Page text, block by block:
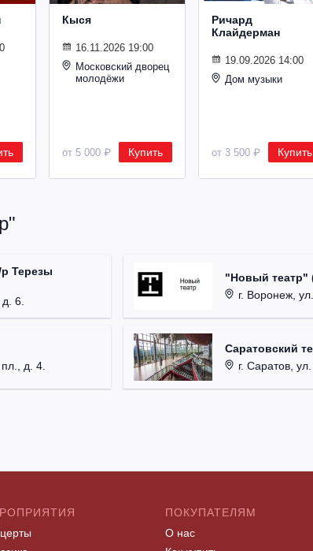
Кыся
16.11.2026 19:00
Московский дворец
молодёжи
от 5 000 ₽ Купить
Ричард
Клайдерман
19.09.2026 14:00
Дом музыки
от 3 500 ₽ Купить
Терезы
6.
д. 4.
"Новый театр"
г. Воронеж,
Саратовский
г. Саратов,
ПОКУПАТЕЛЯМ
О нас